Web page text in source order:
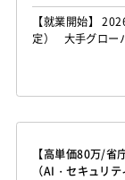
シニア・定
【就業開始】 2026年
定） 大手グロー
アクセス・外部
【高単価80万/
（AI・セキュリテ